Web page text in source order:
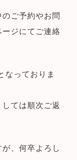
ご予約やお問
ジにてご連絡
なっておりま
ては順次ご返
、何卒よろし